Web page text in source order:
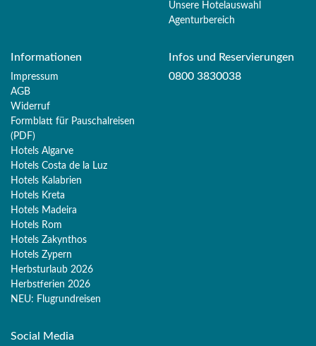
Sie haben noch keine Reisen oder Hotels auf der
Unsere Hotelauswahl
Agenturbereich
Informationen
Impressum
AGB
Widerruf
Formblatt für Pauschalreisen
(PDF)
Hotels Algarve
Hotels Costa de la Luz
Hotels Kalabrien
Hotels Kreta
Hotels Madeira
Hotels Rom
Hotels Zakynthos
Hotels Zypern
Herbsturlaub 2026
Herbstferien 2026
NEU: Flugrundreisen
Infos und Reservierungen
0800 3830038
Social Media